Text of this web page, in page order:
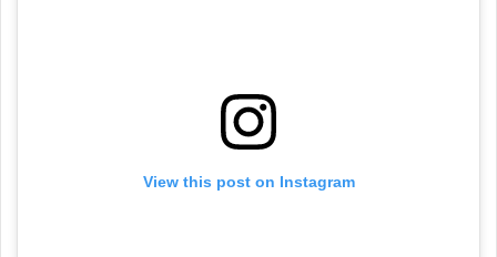
View this post on Instagram